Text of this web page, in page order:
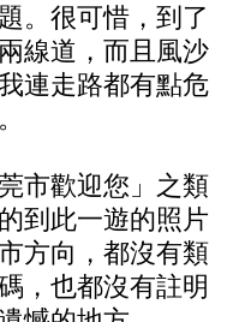
。很可惜，到了
線道，而且風沙
連走路都有點危
市歡迎您」之類
到此一遊的照片
方向，都沒有類
，也都沒有註明